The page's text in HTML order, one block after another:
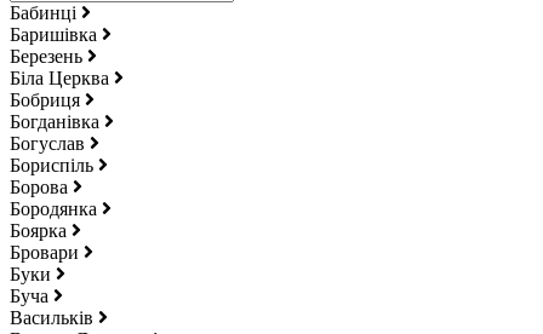
Бабинці
Баришівка
Березень
Біла Церква
Бобриця
Богданівка
Богуслав
Бориспіль
Борова
Бородянка
Боярка
Бровари
Буки
Буча
Васильків